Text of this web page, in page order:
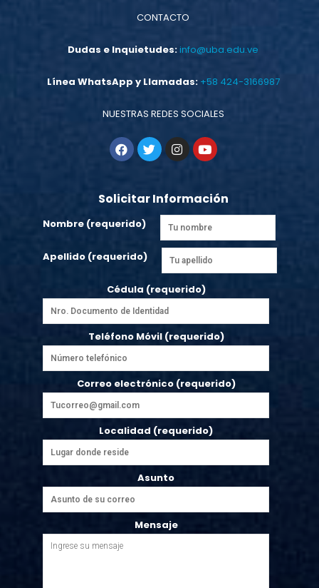
CONTACTO
Dudas e Inquietudes:info@uba.edu.ve
Línea WhatsApp y Llamadas:+58 424-3166987
NUESTRAS REDES SOCIALES
Solicitar Información
Nombre (requerido)
Apellido (requerido)
Cédula (requerido)
Teléfono Móvil (requerido)
Correo electrónico (requerido)
Localidad (requerido)
Asunto
Mensaje